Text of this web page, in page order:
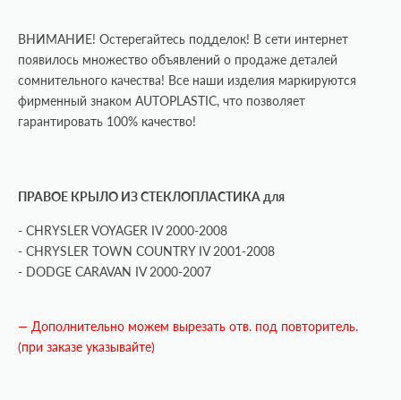
ВНИМАНИЕ! Остерегайтесь подделок! В сети интернет
появилось множество объявлений о продаже деталей
сомнительного качества! Все наши изделия маркируются
фирменный знаком AUTOPLASTIC, что позволяет
гарантировать 100% качество!
ПРАВОЕ КРЫЛО ИЗ СТЕКЛОПЛАСТИКА для
- CHRYSLER VOYAGER IV 2000-2008
- CHRYSLER TOWN COUNTRY IV 2001-2008
- DODGE CARAVAN IV 2000-2007
— Дополнительно можем вырезать отв. под повторитель.
(при заказе указывайте)